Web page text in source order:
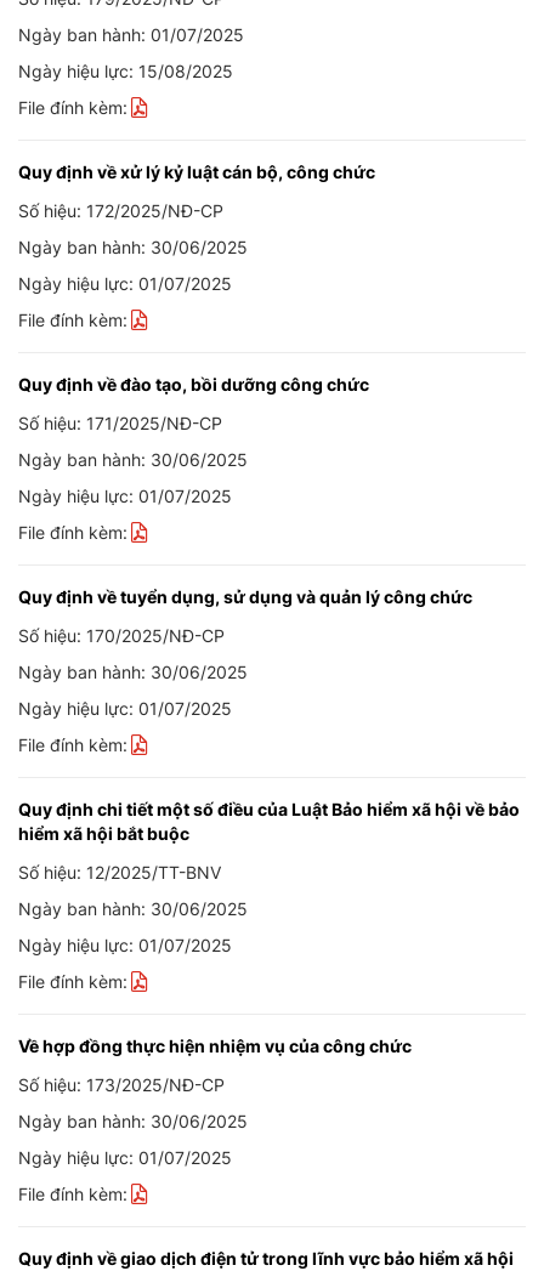
Ngày ban hành: 01/07/2025
Ngày hiệu lực: 15/08/2025
File đính kèm:
Quy định về xử lý kỷ luật cán bộ, công chức
Số hiệu: 172/2025/NĐ-CP
Ngày ban hành: 30/06/2025
Ngày hiệu lực: 01/07/2025
File đính kèm:
Quy định về đào tạo, bồi dưỡng công chức
Số hiệu: 171/2025/NĐ-CP
Ngày ban hành: 30/06/2025
Ngày hiệu lực: 01/07/2025
File đính kèm:
Quy định về tuyển dụng, sử dụng và quản lý công chức
Số hiệu: 170/2025/NĐ-CP
Ngày ban hành: 30/06/2025
Ngày hiệu lực: 01/07/2025
File đính kèm:
Quy định chi tiết một số điều của Luật Bảo hiểm xã hội về bảo
hiểm xã hội bắt buộc
Số hiệu: 12/2025/TT-BNV
Ngày ban hành: 30/06/2025
Ngày hiệu lực: 01/07/2025
File đính kèm:
Về hợp đồng thực hiện nhiệm vụ của công chức
Số hiệu: 173/2025/NĐ-CP
Ngày ban hành: 30/06/2025
Ngày hiệu lực: 01/07/2025
File đính kèm:
Quy định về giao dịch điện tử trong lĩnh vực bảo hiểm xã hội